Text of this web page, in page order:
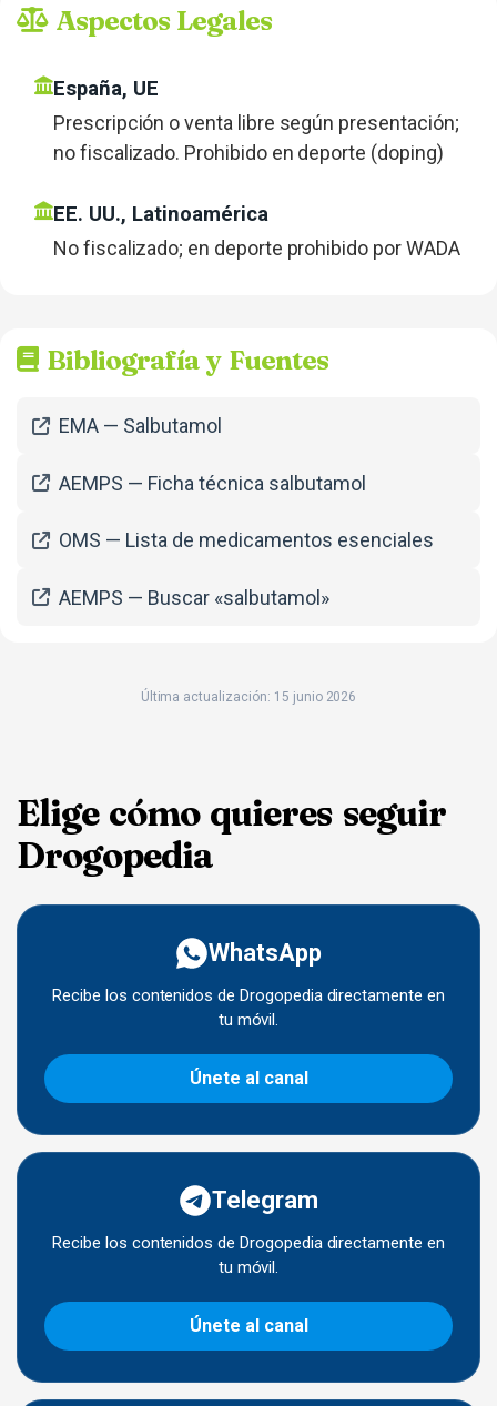
Aspectos Legales
España, UE
Prescripción o venta libre según presentación;
no fiscalizado. Prohibido en deporte (doping)
EE. UU., Latinoamérica
No fiscalizado; en deporte prohibido por WADA
Bibliografía y Fuentes
EMA — Salbutamol
AEMPS — Ficha técnica salbutamol
OMS — Lista de medicamentos esenciales
AEMPS — Buscar «salbutamol»
Última actualización: 15 junio 2026
Elige cómo quieres seguir
Drogopedia
WhatsApp
Recibe los contenidos de Drogopedia directamente en
tu móvil.
Únete al canal
Telegram
Recibe los contenidos de Drogopedia directamente en
tu móvil.
Únete al canal